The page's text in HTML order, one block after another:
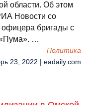
области. Об этом
Новости со
офицера бригады с
…
Политика
23, 2022 | eadaily.com